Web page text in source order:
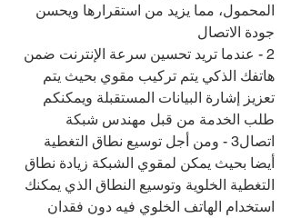
المحمول، مما يزيد من استقرارها ويحسن
جودة الاتصال
2 - عندما تريد تحسين سرعة الإنترنت ضمن
هاتفك الذكي يتم تركيب مقوي بحيث يتم
تعزيز إشارة البيانات المستقبلة ويمكنكم
طلب الخدمة من قبل مهندس شبكة
اتصال3 - ومن أجل توسيع نطاق التغطية
أيضا بحيث يمكن لمقوي الشبكة زيادة نطاق
التغطية الخلوية وتوسيع النطاق الذي يمكنك
استخدام الهاتف الخلوي فيه دون فقدان